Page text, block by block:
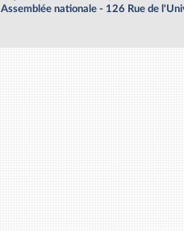
Assemblée nationale - 126 Rue de